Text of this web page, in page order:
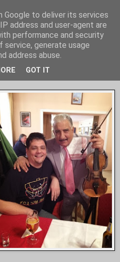
Úrral
Google to deliver its services
address and user-agent are
performance and security
generate usage
address abuse.
GOT IT